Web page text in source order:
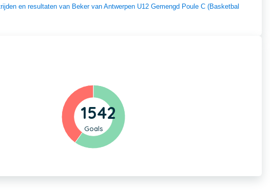
en resultaten van Beker van Antwerpen U12 Gemengd Poule C (Basketbal
1542
Goals